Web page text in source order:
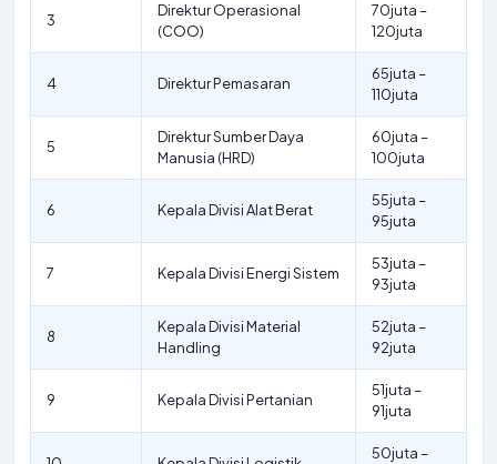
3
Direktur Operasional
(COO)
70juta –
120juta
4 Direktur Pemasaran
65juta –
110juta
5
Direktur Sumber Daya
Manusia (HRD)
60juta –
100juta
6 Kepala Divisi Alat Berat
55juta –
95juta
7 Kepala Divisi Energi Sistem
53juta –
93juta
8
Kepala Divisi Material
Handling
52juta –
92juta
9 Kepala Divisi Pertanian
51juta –
91juta
50juta –